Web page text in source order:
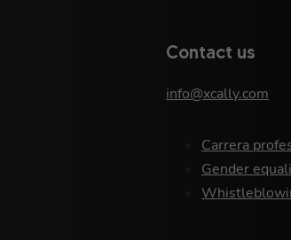
Contact us
info@xcally.com
Carrera
Gender